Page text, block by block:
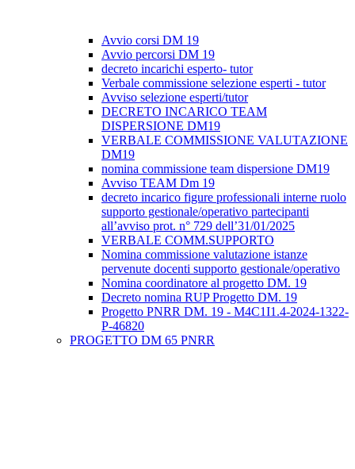
Avvio corsi DM 19
Avvio percorsi DM 19
decreto incarichi esperto- tutor
Verbale commissione selezione esperti - tutor
Avviso selezione esperti/tutor
DECRETO INCARICO TEAM
DISPERSIONE DM19
VERBALE COMMISSIONE VALUTAZIONE
DM19
nomina commissione team dispersione DM19
Avviso TEAM Dm 19
decreto incarico figure professionali interne ruolo
supporto gestionale/operativo partecipanti
all’avviso prot. n° 729 dell’31/01/2025
VERBALE COMM.SUPPORTO
Nomina commissione valutazione istanze
pervenute docenti supporto gestionale/operativo
Nomina coordinatore al progetto DM. 19
Decreto nomina RUP Progetto DM. 19
Progetto PNRR DM. 19 - M4C1I1.4-2024-1322-
P-46820
PROGETTO DM 65 PNRR